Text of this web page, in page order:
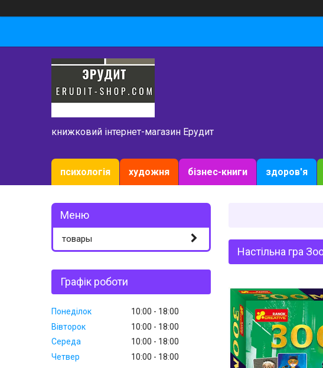
книжковий інтернет-магазин Ерудит
психологія художня бізнес-книги здоров'я
Настільна гра
товары
Графік роботи
Понеділок 10:00
18:00
Вівторок
10:00
18:00
Середа
10:00
18:00
Четвер
10:00
18:00